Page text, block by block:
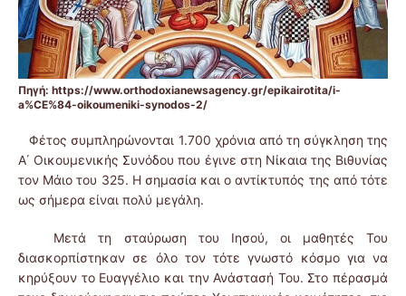
Πηγή: https://www.orthodoxianewsagency.gr/epikairotita/i-
a%CE%84-oikoumeniki-synodos-2/
Φέτος συμπληρώνονται 1.700 χρόνια από τη σύγκληση της
Α΄ Οικουμενικής Συνόδου που έγινε στη Νίκαια της Βιθυνίας
τον Μάιο του 325. Η σημασία και ο αντίκτυπός της από τότε
ως σήμερα είναι πολύ μεγάλη.
Μετά τη σταύρωση του Ιησού, οι μαθητές Του
διασκορπίστηκαν σε όλο τον τότε γνωστό κόσμο για να
κηρύξουν το Ευαγγέλιο και την Ανάστασή Του. Στο πέρασμά